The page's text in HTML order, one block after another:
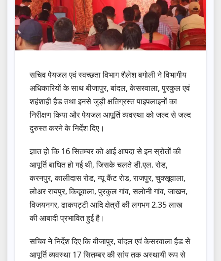
सचिव पेयजल एवं स्वच्छता विभाग शैलेश बगोली ने विभागीय
अधिकारियों के साथ बीजापुर, बांदल, केसरवाला, पुरकुल एवं
शहंशाही हैड तथा इनसे जुड़ी क्षतिग्रस्त पाइपलाइनों का
निरीक्षण किया और पेयजल आपूर्ति व्यवस्था को जल्द से जल्द
दुरुस्त करने के निर्देश दिए।
ज्ञात हो कि 16 सितम्बर को आई आपदा से इन स्रोतों की
आपूर्ति बाधित हो गई थी, जिसके चलते डी.एल. रोड,
करनपुर, कालीदास रोड, न्यू कैंट रोड, राजपुर, चुक्खूवाला,
लोअर रायपुर, किदूवाला, पुरकुल गांव, सलोनी गांव, जाखन,
विजयनगर, ढाकपट्टी आदि क्षेत्रों की लगभग 2.35 लाख
की आबादी प्रभावित हुई है।
सचिव ने निर्देश दिए कि बीजापुर, बांदल एवं केसरवाला हैड से
आपूर्ति व्यवस्था 17 सितम्बर की सांय तक अस्थायी रूप से